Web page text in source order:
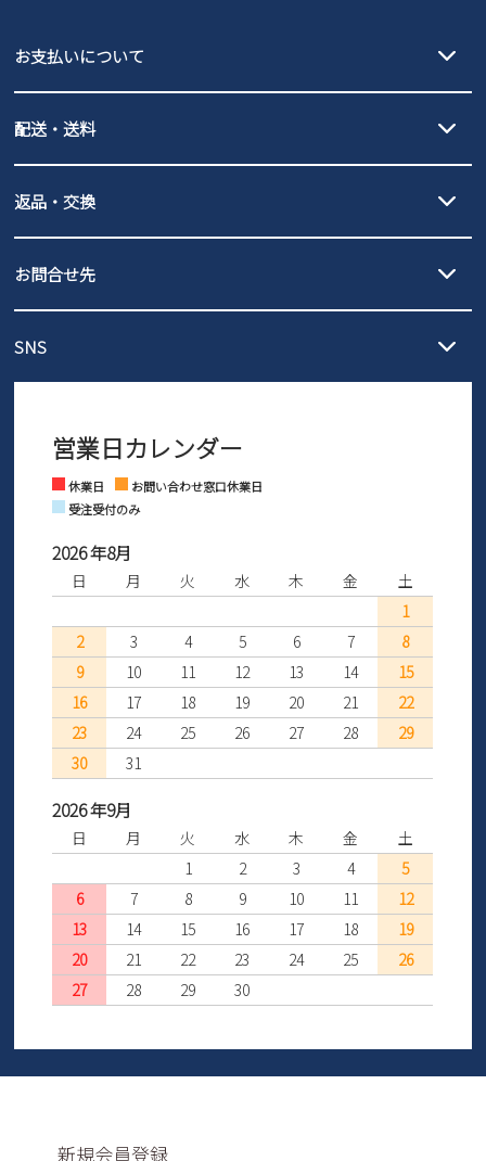
お支払いについて
PayPay（オンライン決済）、代金引換のご利用が可能です。
配送・送料
北海道・本州・四国・九州…550円
3,980円（税込）以上お買い上げで送料無料
発送日・送料詳細については
ご利用ください。
全国一律…220円（税込）
発送日・送料詳細についてはご利用ガイドを
ご利用ください。
返品・交換
の片道無料サービスを実施中！
ントとしても安心してご利用いただけるよう、サイズ交換の受付期
さい。
お問合せ先
営業時間：11時～17時
※土日祝はお問い合わせ窓口休業日となります。
SNS
Facebook Instagram
営業日カレンダー
休業日
お問い合わせ窓口休業日
受注受付のみ
2026 年8月
日 月 火 水 木 金
土
1
2
3 4 5 6 7
8
9
10 11 12 13 14
15
16
17 18 19 20 21
22
23
24 25 26 27 28
29
30
31
2026 年9月
日 月 火 水 木 金
土
1
2 3 4
5
6
7 8 9 10 11
12
13
14 15 16 17 18
19
20
21 22 23 24 25
26
27
28 29 30
新規会員登録